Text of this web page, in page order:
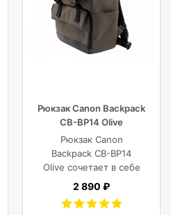
Рюкзак Canon Backpack
CB-BP14 Olive
Рюкзак Canon
Backpack CB-BP14
Olive сочетает в себе
винтажный стиль,
современный
2 890 ₽